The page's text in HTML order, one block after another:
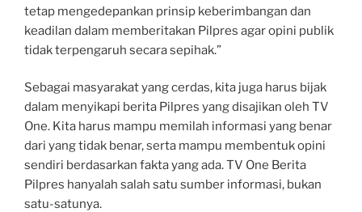
tetap mengedepankan prinsip keberimbangan dan
keadilan dalam memberitakan Pilpres agar opini publik
tidak terpengaruh secara sepihak.”
Sebagai masyarakat yang cerdas, kita juga harus bijak
dalam menyikapi berita Pilpres yang disajikan oleh TV
One. Kita harus mampu memilah informasi yang benar
dari yang tidak benar, serta mampu membentuk opini
sendiri berdasarkan fakta yang ada. TV One Berita
Pilpres hanyalah salah satu sumber informasi, bukan
satu-satunya.